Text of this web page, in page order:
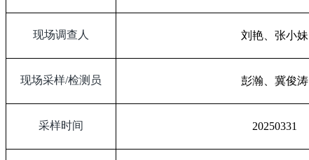
现场调查人 刘艳、张小妹
现场采样/检测员 彭瀚、冀俊涛
采样时间 20250331